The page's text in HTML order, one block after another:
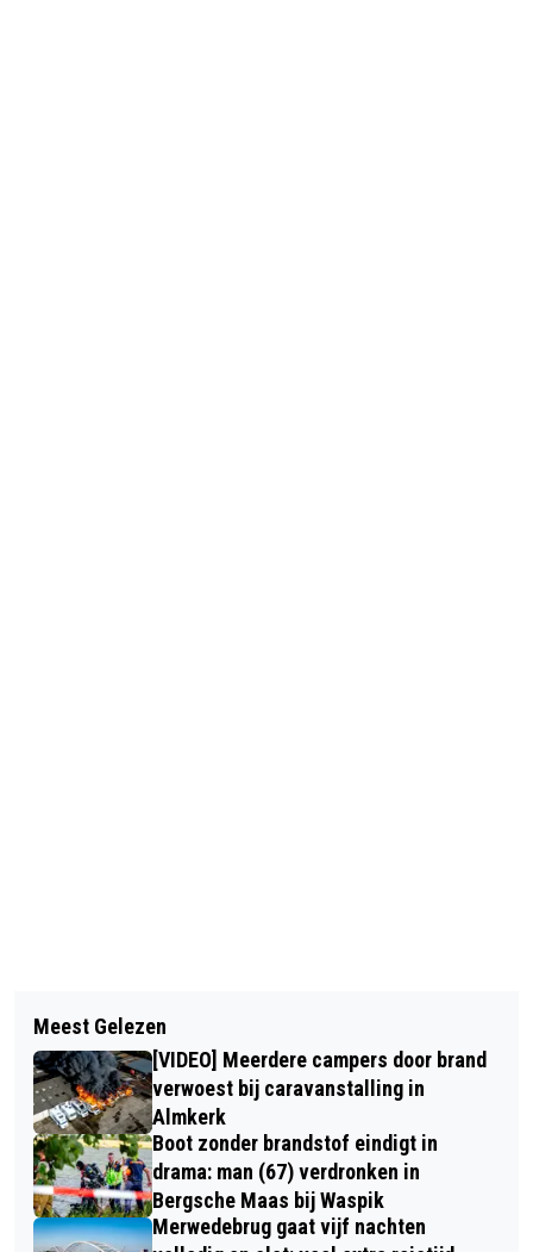
GROTE HOEVEELHEID LACHGAS
AANGETROFFEN IN VERLATEN
BESTELBUS IN OUDENBOSCH
VRACHTWAGEN GEKANTELD OP A58
BIJ TILBURG: SNELWEG AFGESLOTEN
Meest Gelezen
[VIDEO] Meerdere campers door brand
verwoest bij caravanstalling in
Almkerk
Boot zonder brandstof eindigt in
drama: man (67) verdronken in
Bergsche Maas bij Waspik
Merwedebrug gaat vijf nachten